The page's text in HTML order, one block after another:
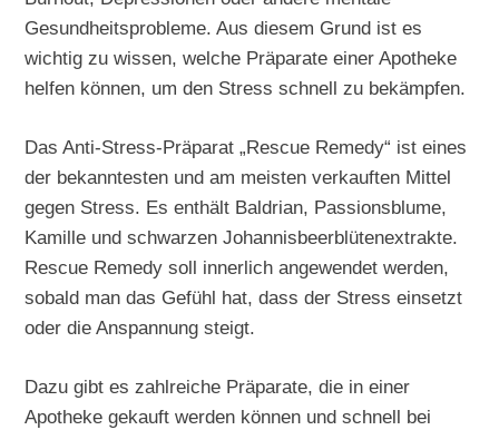
Gesundheitsprobleme. Aus diesem Grund ist es
wichtig zu wissen, welche Präparate einer Apotheke
helfen können, um den Stress schnell zu bekämpfen.
Das Anti-Stress-Präparat „Rescue Remedy“ ist eines
der bekanntesten und am meisten verkauften Mittel
gegen Stress. Es enthält Baldrian, Passionsblume,
Kamille und schwarzen Johannisbeerblütenextrakte.
Rescue Remedy soll innerlich angewendet werden,
sobald man das Gefühl hat, dass der Stress einsetzt
oder die Anspannung steigt.
Dazu gibt es zahlreiche Präparate, die in einer
Apotheke gekauft werden können und schnell bei